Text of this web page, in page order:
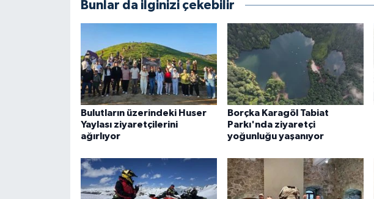
Bunlar da ilginizi çekebilir
Bulutların üzerindeki Huser
Yaylası ziyaretçilerini
ağırlıyor
Borçka Karagöl Tabiat
Parkı'nda ziyaretçi
yoğunluğu yaşanıyor